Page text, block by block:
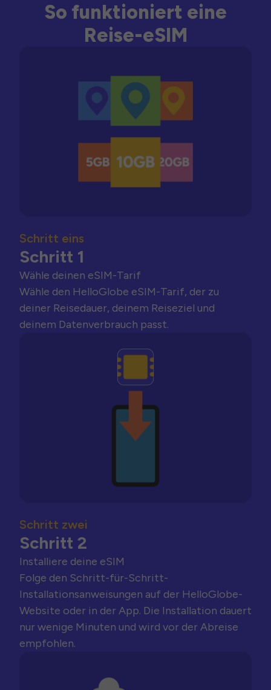
So funktioniert eine
Reise-eSIM
Schritt eins
Schritt 1
Wähle deinen eSIM-Tarif
Wähle den HelloGlobe eSIM-Tarif, der zu
deiner Reisedauer, deinem Reiseziel und
deinem Datenverbrauch passt.
Schritt zwei
Schritt 2
Installiere deine eSIM
Folge den Schritt-für-Schritt-
Installationsanweisungen auf der HelloGlobe-
Website oder in der App. Die Installation dauert
nur wenige Minuten und wird vor der Abreise
empfohlen.